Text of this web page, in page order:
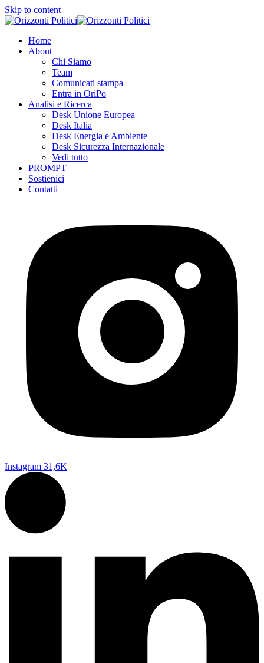
Skip to content
Home
About
Chi Siamo
Team
Comunicati stampa
Entra in OriPo
Analisi e Ricerca
Desk Unione Europea
Desk Italia
Desk Energia e Ambiente
Desk Sicurezza Internazionale
Vedi tutto
PROMPT
Sostienici
Contatti
Instagram 31,6K